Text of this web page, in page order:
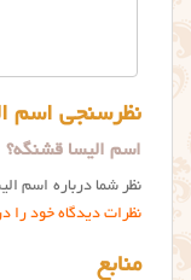
نظرسنجی اسم
اسم الیسا قشنگه؟
نظر شما درباره اسم
نظرات دیدگاه خود را
منابع